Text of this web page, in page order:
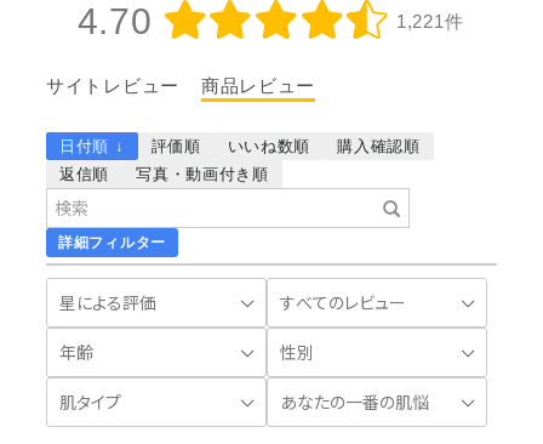
4.70 1,221件
サイトレビュー 商品レビュー
詳細フィルター
日付順 ↓ 評価順 いいね数順
購入確認順
返信順
写真・動画付き順